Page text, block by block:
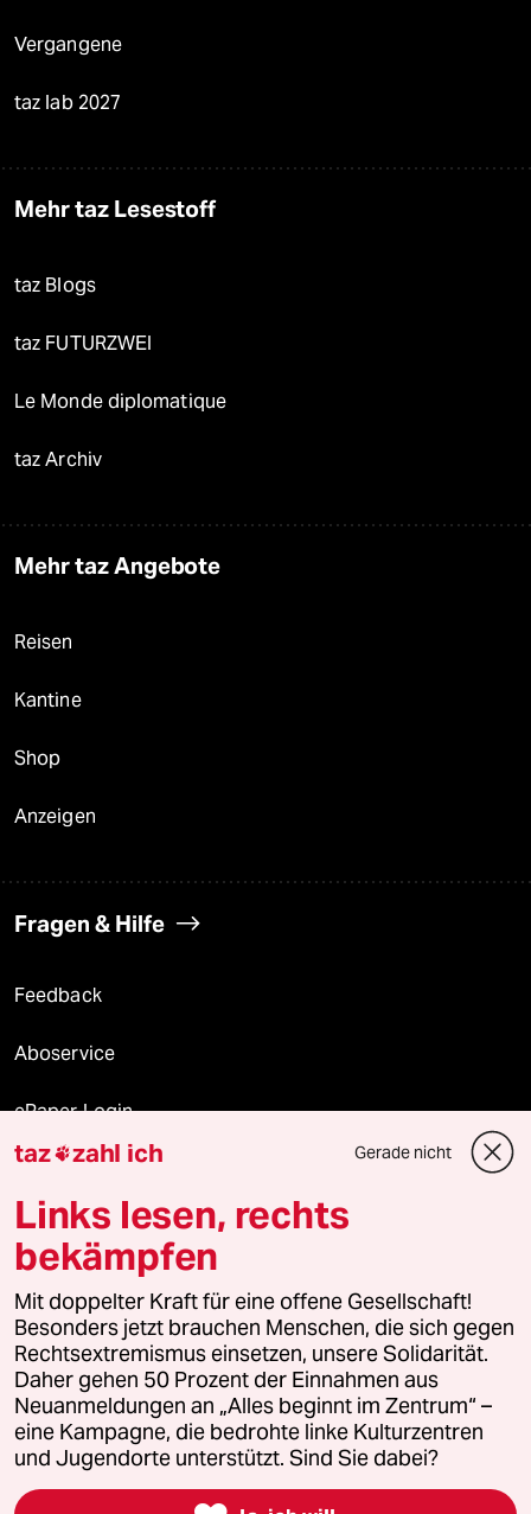
Vergangene
taz lab 2027
Mehr taz Lesestoff
taz Blogs
taz FUTURZWEI
Le Monde diplomatique
taz Archiv
Mehr taz Angebote
Reisen
Kantine
Shop
Anzeigen
Fragen & Hilfe
Feedback
Aboservice
ePaper Login
Downloads für Abonnierende
© 2026 taz Verlags und Vertriebs GmbH
Alle Rechte vorbehalten. Bei rechtlichen Fragen oder für Genehmigungen
wenden Sie sich bitte an
lizenzen@taz.de
Feedback Redaktionsstatut Kommune-Richtlinien
Leitlinie Informant Datenschutz Impressum AGB
Seitenwende Einwilligungen widerrufen (Ads)
taz zahl ich Gerade nicht
Links lesen, rechts
bekämpfen
Mit doppelter Kraft für eine offene Gesellschaft!
Besonders jetzt brauchen Menschen, die sich gegen
Rechtsextremismus einsetzen, unsere Solidarität.
Daher gehen 50 Prozent der Einnahmen aus
Neuanmeldungen an „Alles beginnt im Zentrum“ –
eine Kampagne, die bedrohte linke Kulturzentren
und Jugendorte unterstützt. Sind Sie dabei?